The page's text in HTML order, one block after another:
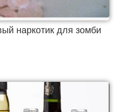
наркотик для зомби